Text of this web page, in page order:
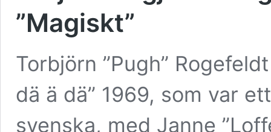
”Magiskt”
Torbjörn ”Pugh”
dä ä dä” 1969, som var
svenska, med Janne